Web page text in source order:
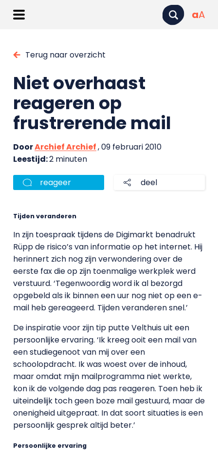
aA
Terug naar overzicht
Niet overhaast
reageren op
frustrerende mail
DoorArchief Archief, 09 februari 2010
Leestijd:2 minuten
reageer deel
Tijden veranderen
In zijn toespraak tijdens de Digimarkt benadrukt
Rüpp de risico’s van informatie op het internet. Hij
herinnert zich nog zijn verwondering over de
eerste fax die op zijn toenmalige werkplek werd
verstuurd. ‘Tegenwoordig word ik al bezorgd
opgebeld als ik binnen een uur nog niet op een e-
mail heb gereageerd. Tijden veranderen snel.’
De inspiratie voor zijn tip putte Velthuis uit een
persoonlijke ervaring. ‘Ik kreeg ooit een mail van
een studiegenoot van mij over een
schoolopdracht. Ik was woest over de inhoud,
maar omdat mijn mailprogramma niet werkte,
kon ik de volgende dag pas reageren. Toen heb ik
uiteindelijk toch geen boze mail gestuurd, maar de
onenigheid uitgepraat. In dat soort situaties is een
persoonlijk gesprek altijd beter.’
Persoonlijke ervaring